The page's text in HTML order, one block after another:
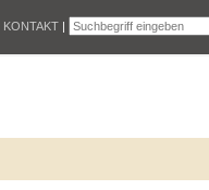
KONTAKT |